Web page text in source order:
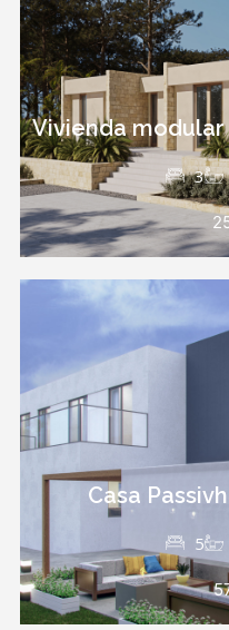
Vivienda modular
3
Casa
5